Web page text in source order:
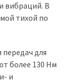
вибраций. В
тихой по
для
более 130 Нм
и